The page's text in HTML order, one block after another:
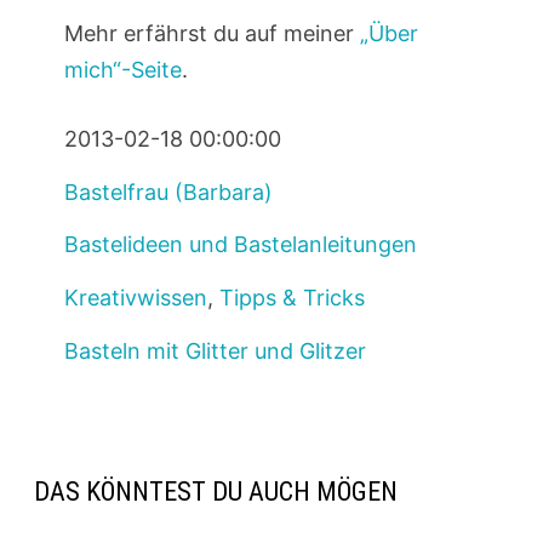
Mehr erfährst du auf meiner „Über
mich“-Seite.
2013-02-18 00:00:00
Bastelfrau (Barbara)
Bastelideen und Bastelanleitungen
Kreativwissen, Tipps & Tricks
Basteln mit Glitter und Glitzer
DAS KÖNNTEST DU AUCH MÖGEN